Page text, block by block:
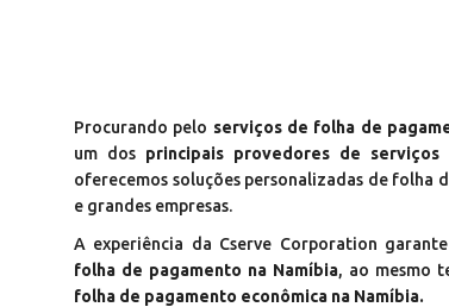
Procurando pelo serviços de folha de
um dos principais provedores de
oferecemos soluções personalizadas de folha
e grandes empresas.
A experiência da Cserve Corporation garante
folha de pagamento na Namíbia, ao mesmo
folha de pagamento econômica na Namíbia.